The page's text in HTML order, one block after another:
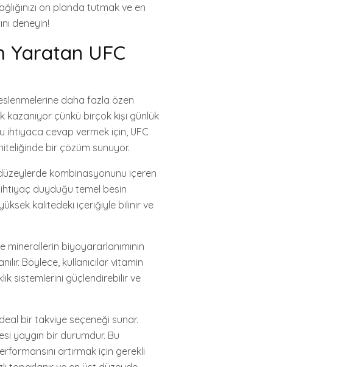
ön planda tutmak ve en
deneyin!
Yaratan UFC
daha fazla özen
kazanıyor çünkü birçok kişi günlük
ihtiyaca cevap vermek için, UFC
bir çözüm sunuyor.
kombinasyonunu içeren
duyduğu temel besin
kalitedeki içeriğiyle bilinir ve
biyoyararlanımının
Böylece, kullanıcılar vitamin
sistemlerini güçlendirebilir ve
bir takviye seçeneği sunar.
yaygın bir durumdur. Bu
artırmak için gerekli